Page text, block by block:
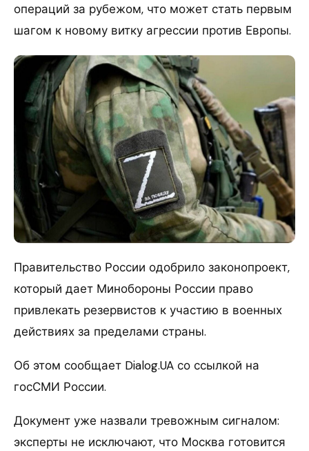
операций за рубежом, что может стать первым
шагом к новому витку агрессии против Европы.
Правительство России одобрило законопроект,
который дает Минобороны России право
привлекать резервистов к участию в военных
действиях за пределами страны.
Об этом сообщает Dialog.UA со ссылкой на
госСМИ России.
Документ уже назвали тревожным сигналом:
эксперты не исключают, что Москва готовится